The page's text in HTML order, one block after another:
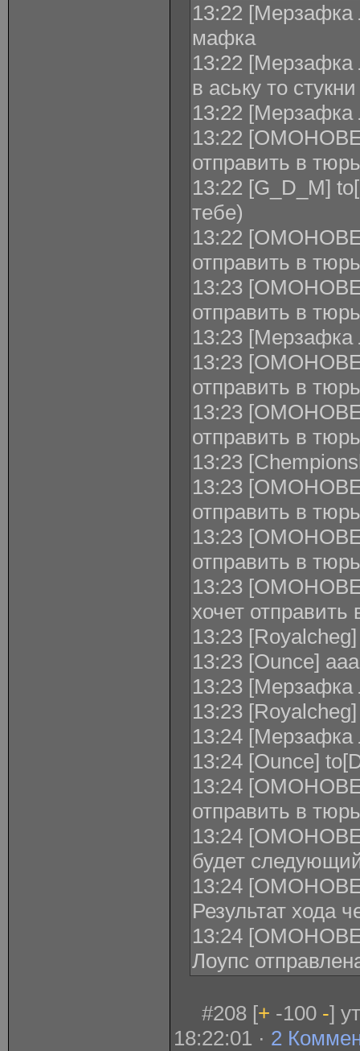
13:22 [Мерзафка
мафка
13:22 [Мерзафка
в аську то стукни
13:22 [Мерзафка
13:22
отправить в
13:22 [G_D_M]
тебе)
13:22
отправить в
13:23
отправить в
13:23 [Мерзафка
13:23
отправить в
13:23
отправить в
13:23
13:23
отправить в
13:23
отправить в
13:23
xочет
13:23
13:23 [Ounce]
13:23 [Мерзафка
13:23
13:24 [Мерзафка
13:24 [Ounce]
13:24
отправить в
13:24
будет
13:24
Результат хода
13:24
Лоупс
#208 [+ -100 -]
18:22:01 · 2